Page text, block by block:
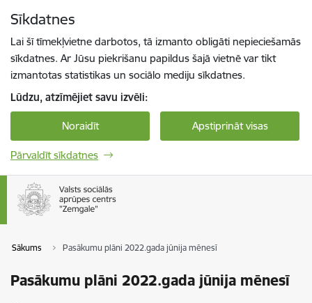
Sīkdatnes
Lai šī tīmekļvietne darbotos, tā izmanto obligāti nepieciešamās
sīkdatnes. Ar Jūsu piekrišanu papildus šajā vietnē var tikt
izmantotas statistikas un sociālo mediju sīkdatnes.
Lūdzu, atzīmējiet savu izvēli:
Noraidīt Apstiprināt visas
Pārvaldīt sīkdatnes
Sākums Pasākumu plāni 2022.gada jūnija mēnesī
Pasākumu plāni 2022.gada jūnija mēnesī